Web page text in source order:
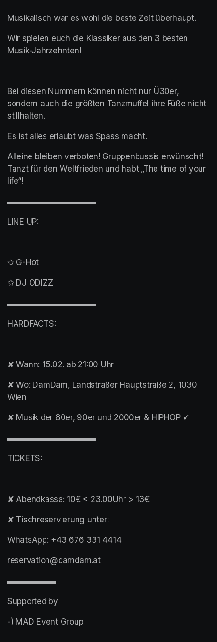
Musikalisch war es wohl die beste Zeit überhaupt.
Wir spielen euch die Klassiker aus den 3 besten
Musik-Jahrzehnten!
Bei diesen Nummern können nicht nur Ü30er,
sondern auch die größten Tanzmuffel ihre Füße nicht
stillhalten.
Es ist alles erlaubt was Spass macht.
Alleine bleiben verboten! Gruppenbussis erwünscht!
Tanzt für den Weltfrieden und habt „The time of your
life“!
▬▬▬▬▬▬▬▬▬▬▬
LINE UP:
✩ G-Hot
✩ DJ ODIZZ
▬▬▬▬▬▬▬▬▬▬▬
HARDFACTS:
✘ Wann: 15.02. ab 21:00 Uhr
✘ Wo: DamDam, Landstraßer Hauptstraße 2, 1030
Wien
✘ Musik der 80er, 90er und 2000er & HIPHOP ✔︎
▬▬▬▬▬▬▬▬▬▬▬
TICKETS:
✘ Abendkassa: 10€ < 23.00Uhr > 13€
✘ Tischreservierung unter:
WhatsApp: +43 676 331 4414
reservation@damdam.at
▬▬▬▬▬▬
Supported by
-) MAD Event Group